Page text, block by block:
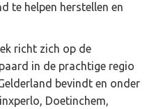
te helpen herstellen en
richt zich op de
in de prachtige regio
bevindt en onder
Doetinchem,